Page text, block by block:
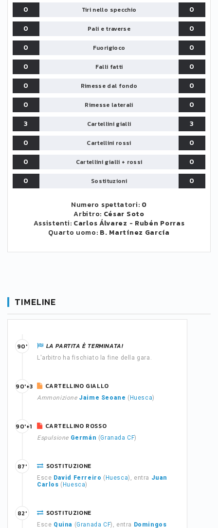
0 Tiri nello specchio
0
0
Pali e traverse
0
0
Fuorigioco
0
0
Falli fatti
0
0
Rimesse dal fondo
0
0
Rimesse laterali
0
3
Cartellini gialli
3
0
Cartellini rossi
0
0
Cartellini gialli + rossi
0
0
Sostituzioni 0
Numero spettatori: 0
Arbitro: César Soto
Assistenti: Carlos Álvarez - Rubén Porras
Quarto uomo: B. Martínez García
TIMELINE
LA PARTITA È TERMINATA!
L'arbitro ha fischiato la fine della gara.
90'
CARTELLINO GIALLO
Ammonizione Jaime Seoane ( Huesca)
90'+3
CARTELLINO ROSSO
Espulsione Germán (Granada CF)
90'+1
SOSTITUZIONE
Esce David Ferreiro ( Huesca), entra Juan
Carlos ( Huesca)
87'
SOSTITUZIONE
Esce Quina (Granada CF), entra
Domingos
82'